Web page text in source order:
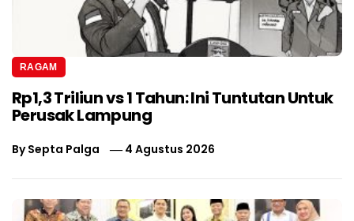
RAGAM
Rp1,3 Triliun vs 1 Tahun: Ini Tuntutan Untuk
Perusak Lampung
BySepta Palga 4 Agustus 2026